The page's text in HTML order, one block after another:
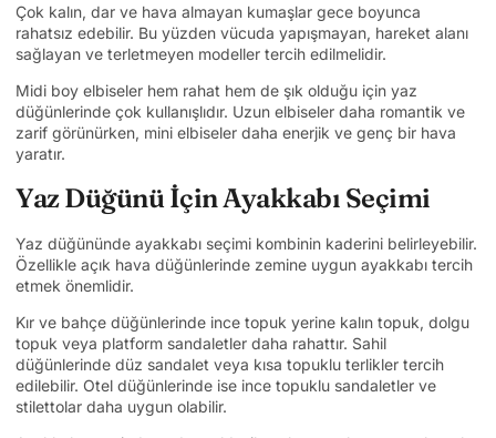
Çok kalın, dar ve hava almayan kumaşlar gece boyunca
rahatsız edebilir. Bu yüzden vücuda yapışmayan, hareket alanı
sağlayan ve terletmeyen modeller tercih edilmelidir.
Midi boy elbiseler hem rahat hem de şık olduğu için yaz
düğünlerinde çok kullanışlıdır. Uzun elbiseler daha romantik ve
zarif görünürken, mini elbiseler daha enerjik ve genç bir hava
yaratır.
Yaz Düğünü İçin Ayakkabı Seçimi
Yaz düğününde ayakkabı seçimi kombinin kaderini belirleyebilir.
Özellikle açık hava düğünlerinde zemine uygun ayakkabı tercih
etmek önemlidir.
Kır ve bahçe düğünlerinde ince topuk yerine kalın topuk, dolgu
topuk veya platform sandaletler daha rahattır. Sahil
düğünlerinde düz sandalet veya kısa topuklu terlikler tercih
edilebilir. Otel düğünlerinde ise ince topuklu sandaletler ve
stilettolar daha uygun olabilir.